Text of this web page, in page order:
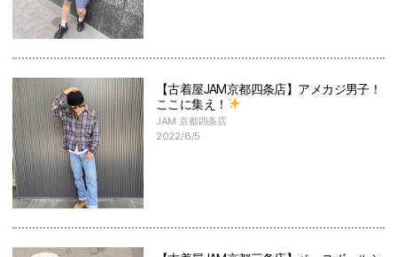
【古着屋JAM京都四条店】アメカジ男子！
ここに集え！
JAM 京都四条店
2022/8/5